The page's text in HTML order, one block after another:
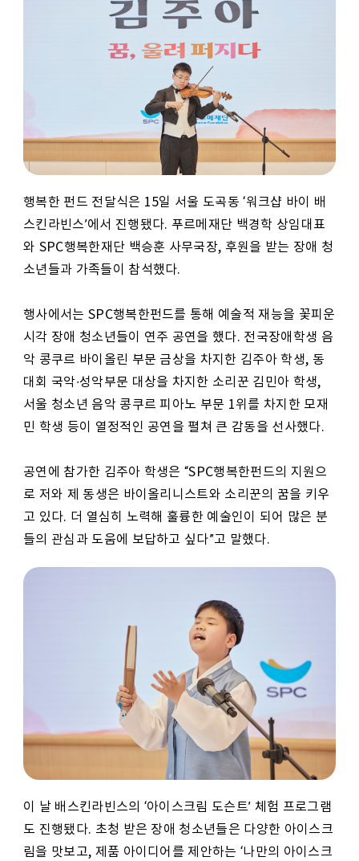
행복한 펀드 전달식은 15일 서울 도곡동 ‘워크샵 바이 배
스킨라빈스’에서 진행됐다. 푸르메재단 백경학 상임대표
와 SPC행복한재단 백승훈 사무국장, 후원을 받는 장애 청
소년들과 가족들이 참석했다.
행사에서는 SPC행복한펀드를 통해 예술적 재능을 꽃피운
시각 장애 청소년들이 연주 공연을 했다. 전국장애학생 음
악 콩쿠르 바이올린 부문 금상을 차지한 김주아 학생, 동
대회 국악∙성악부문 대상을 차지한 소리꾼 김민아 학생,
서울 청소년 음악 콩쿠르 피아노 부문 1위를 차지한 모재
민 학생 등이 열정적인 공연을 펼쳐 큰 감동을 선사했다.
공연에 참가한 김주아 학생은 “SPC행복한펀드의 지원으
로 저와 제 동생은 바이올리니스트와 소리꾼의 꿈을 키우
고 있다. 더 열심히 노력해 훌륭한 예술인이 되어 많은 분
들의 관심과 도움에 보답하고 싶다”고 말했다.
이 날 배스킨라빈스의 ‘아이스크림 도슨트’ 체험 프로그램
도 진행됐다. 초청 받은 장애 청소년들은 다양한 아이스크
림을 맛보고, 제품 아이디어를 제안하는 ‘나만의 아이스크